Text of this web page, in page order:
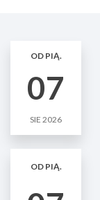
OD PIĄ.
07
SIE 2026
OD PIĄ.